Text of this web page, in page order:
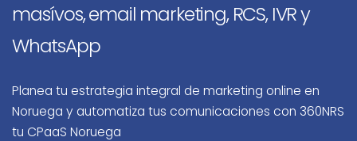
masívos, email marketing, RCS, IVR y
WhatsApp
Planea tu estrategia integral de marketing online en
Noruega y automatiza tus comunicaciones con 360NRS
tu CPaaS Noruega